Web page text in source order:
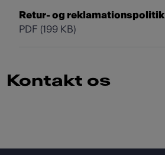
Retur- og reklamationspolitik
PDF (199 KB)
Kontakt os